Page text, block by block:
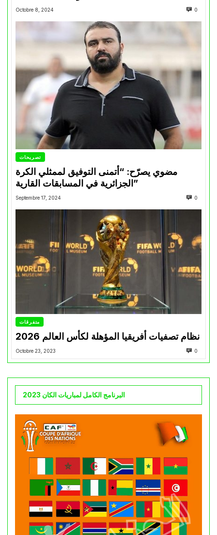
Octobre 8, 2024 0
تصريحات
مضوي يصرّح: “أتمنى التوفيق لممثلي الكرة
الجزائرية في المسابقات القارية”
Septembre 17, 2024 0
متفرقات
نظام تصفيات أفريقيا المؤهلة لكأس العالم 2026
Octobre 23, 2023 0
البرنامج الكامل لمباريات الكان 2023